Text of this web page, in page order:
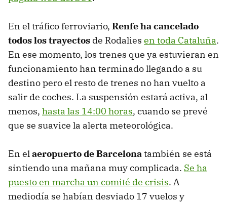
En el tráfico ferroviario, Renfe ha cancelado
todos los trayectos de Rodalies en toda Cataluña.
En ese momento, los trenes que ya estuvieran en
funcionamiento han terminado llegando a su
destino pero el resto de trenes no han vuelto a
salir de coches. La suspensión estará activa, al
menos, hasta las 14:00 horas, cuando se prevé
que se suavice la alerta meteorológica.
En elaeropuerto de Barcelonatambién se está
sintiendo una mañana muy complicada. Se ha
puesto en marcha un comité de crisis. A
mediodía se habían desviado 17 vuelos y